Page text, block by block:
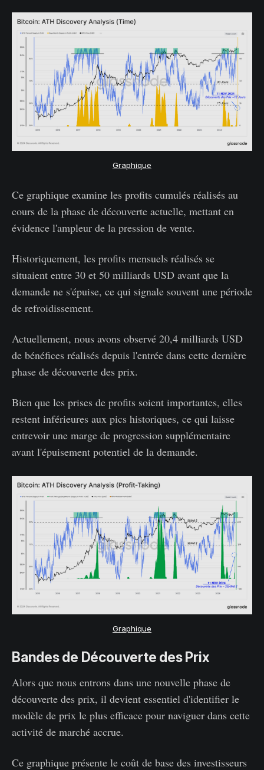
Graphique
Ce graphique examine les profits cumulés réalisés au
cours de la phase de découverte actuelle, mettant en
évidence l'ampleur de la pression de vente.
Historiquement, les profits mensuels réalisés se
situaient entre 30 et 50 milliards USD avant que la
demande ne s'épuise, ce qui signale souvent une période
de refroidissement.
Actuellement, nous avons observé 20,4 milliards USD
de bénéfices réalisés depuis l'entrée dans cette dernière
phase de découverte des prix.
Bien que les prises de profits soient importantes, elles
restent inférieures aux pics historiques, ce qui laisse
entrevoir une marge de progression supplémentaire
avant l'épuisement potentiel de la demande.
Graphique
Bandes de Découverte des Prix
Alors que nous entrons dans une nouvelle phase de
découverte des prix, il devient essentiel d'identifier le
modèle de prix le plus efficace pour naviguer dans cette
activité de marché accrue.
Ce graphique présente le coût de base des investisseurs